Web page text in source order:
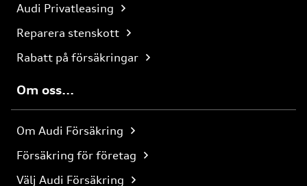
Audi Privatleasing
Reparera stenskott
Rabatt på försäkringar
Om oss...
Om Audi Försäkring
Försäkring för företag
Välj Audi Försäkring